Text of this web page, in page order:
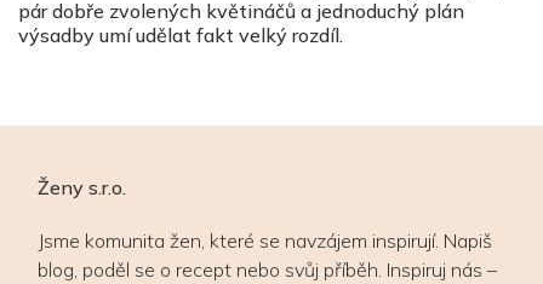
pár dobře zvolených květináčů a jednoduchý plán
výsadby umí udělat fakt velký rozdíl.
Ženy s.r.o.
Jsme komunita žen, které se navzájem inspirují. Napiš
blog, poděl se o recept nebo svůj příběh. Inspiruj nás –